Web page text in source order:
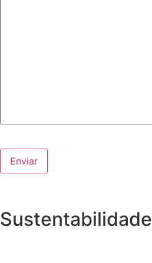
Sustentabilidade